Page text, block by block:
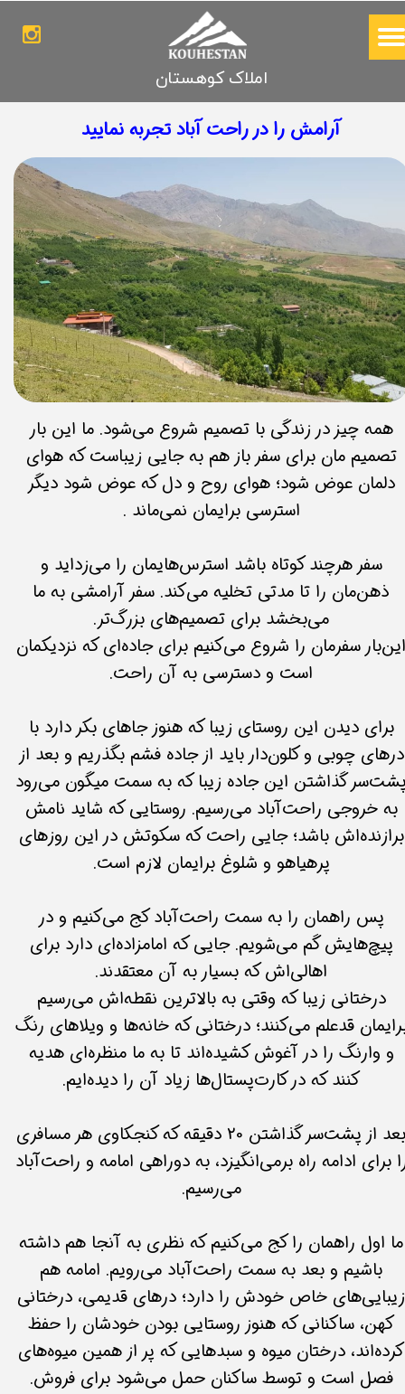
املاک کوهستان
​آرامش را در راحت ‌آباد تجربه نمایید
​همه چیز در زندگی با تصمیم شروع می‌شود. ما این بار
تصمیم مان برای سفر باز هم به جایی زیباست که هوای
دلمان عوض شود؛ هوای روح و دل که عوض شود دیگر
استرسی برایمان نمی‌ماند .
​​​​​​​سفر هرچند کوتاه باشد استرس‌هایمان را می‌زداید و
ذهن‌مان را تا مدتی تخلیه می‌کند. سفر آرامشی به ما
می‌بخشد برای تصمیم‌های بزرگ‌تر.
سفرمان را شروع می‌کنیم برای جاده‌ای که نزدیکمان
است و دسترسی به آن راحت.
برای دیدن این روستای زیبا که هنوز جاهای بکر دارد با
درهای چوبی و کلون‌دار باید از جاده فشم بگذریم و بعد از
گذاشتن این جاده زیبا که به سمت میگون می‌رود
به خروجی راحت‌آباد می‌رسیم. روستایی که شاید نامش
برازنده‌اش باشد؛ جایی راحت که سکوتش در این روزهای
پرهیاهو و شلوغ برایمان لازم است.
پس راهمان را به سمت راحت‌آباد کج می‌کنیم و در
پیچ‌هایش گم می‌شویم. جایی که امامزاده‌ای دارد برای
اهالی‌اش که بسیار به آن معتقدند.
درختانی زیبا که وقتی به بالاترین نقطه‌اش می‌رسیم
قدعلم می‌کنند؛ درختانی که خانه‌ها و ویلاهای رنگ
و وارنگ را در آغوش کشیده‌اند تا به ما منظره‌ای هدیه
کنند که در کارت‌پستال‌ها زیاد آن را دیده‌ایم.
بعد از پشت‌سر گذاشتن 20 دقیقه که کنجکاوی هر مسافری
برای ادامه راه برمی‌انگیزد، به دوراهی امامه و راحت‌آباد
می‌رسیم.
ما اول راهمان را کج می‌کنیم که نظری به آنجا هم داشته
باشیم و بعد به سمت راحت‌آباد می‌رویم. امامه هم
زیبایی‌های خاص خودش را دارد؛ درهای قدیمی، درختانی
کهن، ساکنانی که هنوز روستایی بودن خودشان را حفظ
کرده‌اند، درختان میوه و سبدهایی که پر از همین میوه‌های
فصل است و توسط ساکنان حمل می‌شود برای فروش.